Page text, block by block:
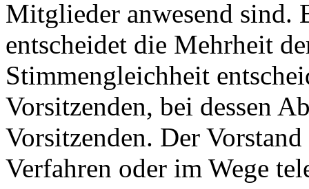
Mitglieder anwesend sind.
entscheidet die Mehrheit
Stimmengleichheit
Vorsitzenden, bei dessen
Vorsitzenden. Der
Verfahren oder im Wege